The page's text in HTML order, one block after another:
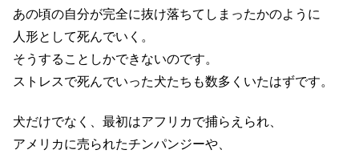
あの頃の自分が完全に抜け落ちてしまったかのように
人形として死んでいく。
そうすることしかできないのです。
ストレスで死んでいった犬たちも数多くいたはずです。
犬だけでなく、最初はアフリカで捕らえられ、
アメリカに売られたチンパンジーや、